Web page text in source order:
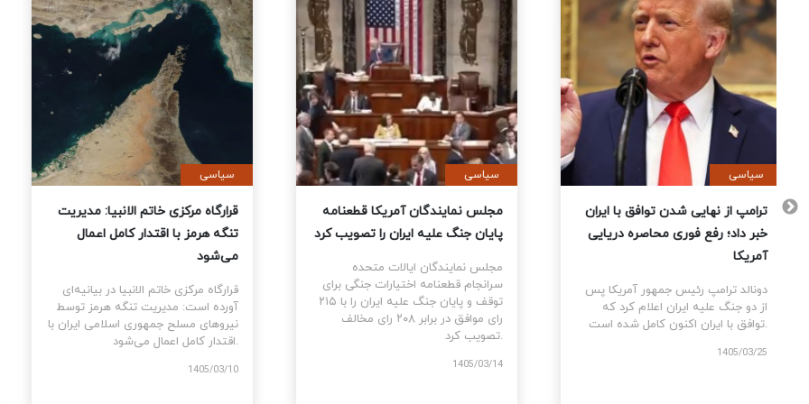
سیاسی
ترامپ از نهایی شدن توافق با ایران
خبر داد؛ رفع فوری محاصره دریایی
دونالد ترامپ رئیس جمهور آمریکا پس
از دو جنگ علیه ایران اعلام کرد که
توافق با ایران اکنون کامل شده است.
سیاسی
مجلس نمایندگان آمریکا قطعنامه
پایان جنگ علیه ایران را تصویب کرد
مجلس نمایندگان ایالات متحده
سرانجام قطعنامه اختیارات جنگی برای
سیاسی
قرارگاه مرکزی خاتم الانبیا:
تنگه هرمز با اقتدار کامل اعمال
قرارگاه مرکزی خاتم الانبیا در
آورده است: مدیریت تنگه هرمز
نیروهای مسلح جمهوری اسلامی
اقتدار کامل اعمال می‌شود.